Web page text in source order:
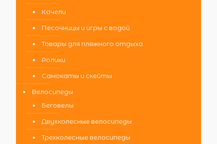
Качели
Песочницы и игры с водой
Товары для пляжного отдыха
Ролики
Самокаты и скейты
Велосипеды
Беговелы
Двухколесные велосипеды
Трехколесные велосипеды